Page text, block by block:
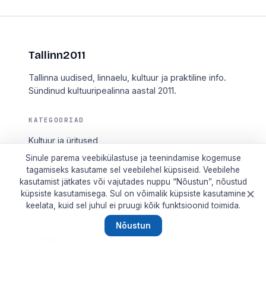
Tallinn2011
Tallinna uudised, linnaelu, kultuur ja praktiline info.
Sündinud kultuuripealinna aastal 2011.
KATEGOORIAD
Kultuur ja üritused
Linnaelu
Linnauudised
Raha ja tarbija
Sinule parema veebikülastuse ja teenindamise kogemuse
tagamiseks kasutame sel veebilehel küpsiseid. Veebilehe
kasutamist jätkates või vajutades nuppu “Nõustun”, nõustud
küpsiste kasutamisega. Sul on võimalik küpsiste kasutamine
keelata, kuid sel juhul ei pruugi kõik funktsioonid toimida.
Nõustun